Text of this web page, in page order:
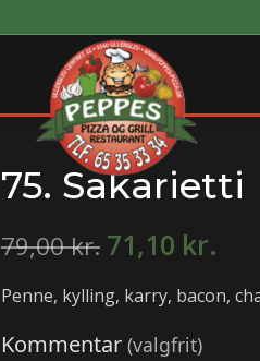
75. Sakarietti
79,00kr. 71,10 kr.
Penne, kylling, karry, bacon,